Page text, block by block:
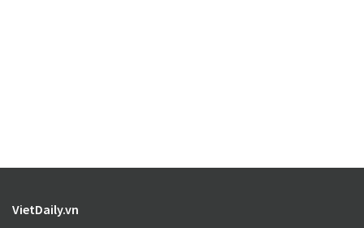
VietDaily.vn